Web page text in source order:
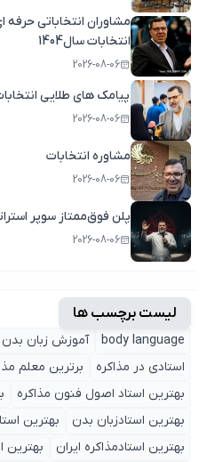
مشاوران انتخاباتی حرفه ای
انتخابات سال1404
2026-08-06
پیامک های طلایی انتخابات شورای
2026-08-06
مشاوره انتخابات
2026-08-06
پلن فوق‌ممتاز سوپر استراتژیک
2026-08-06
لیست برچسب ها
body language آموزش زبان بدن
استادی در مذاکره
برترین معلم مذاکره
بهترین استاد اصول ‌فنون مذاکره
بهترین استادزبان بدن
بهترین
بهترین استادمذاکره ایران
بهترین استاد